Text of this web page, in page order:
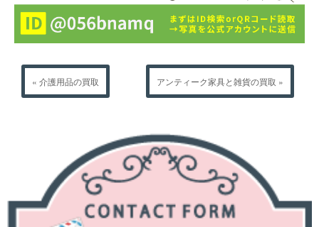
« 介護用品の買取 アンティーク家具と雑貨の買取 »